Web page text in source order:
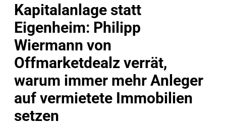
Kapitalanlage statt
Eigenheim: Philipp
Wiermann von
Offmarketdealz verrät,
warum immer mehr Anleger
auf vermietete Immobilien
setzen